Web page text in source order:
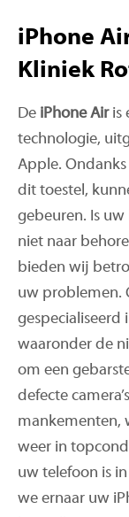
iPhone
Kliniek
De iPhone Airis
technologie,
Apple.
dit toestel,
gebeuren. Is uw
niet naar
bieden wij
uw problemen.
gespecialiseerd
waaronder de
om een
defecte
mankementen,
weer in
uw telefoon is
we ernaar uw